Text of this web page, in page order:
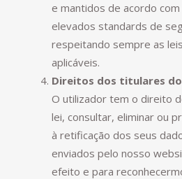
e mantidos de acordo com
elevados standards de
respeitando sempre as
aplicáveis.
Direitos dos titulares
O utilizador tem o direito
lei, consultar, eliminar ou
à retificação dos seus
enviados pelo nosso
efeito e para